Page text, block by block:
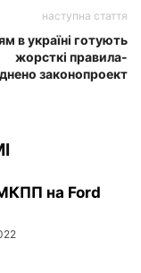
наступна стаття
в україні готують
жорсткі правила-
законопроект
на Ford